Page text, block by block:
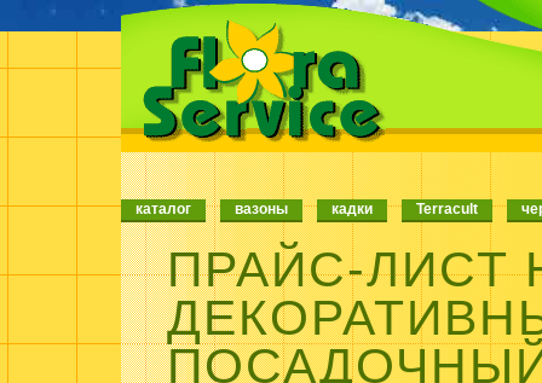
каталог вазоны кадки Terracult
ПРАЙС-ЛИСТ